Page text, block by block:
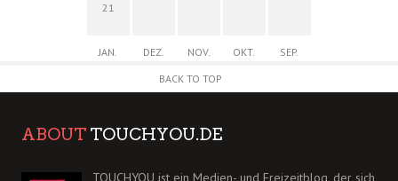
21
JAN. DEZ. NOV. OKT.
SEP.
BACK TO TOP
ABOUT TOUCHYOU.DE